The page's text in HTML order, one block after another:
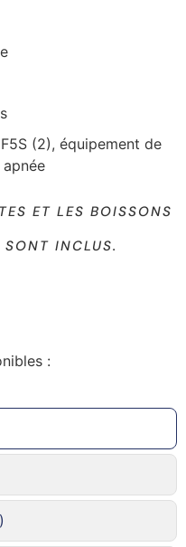
(2), équipement de
ET LES BOISSONS
INCLUS.
: